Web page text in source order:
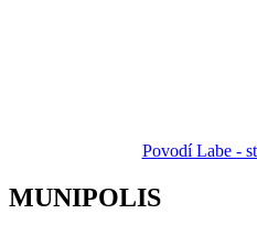
Povodí Labe -
MUNIPOLIS